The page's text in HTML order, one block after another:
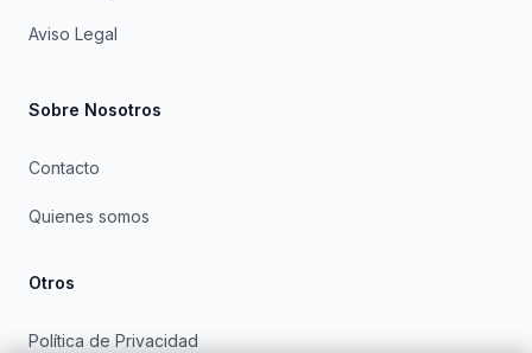
Aviso Legal
Sobre Nosotros
Contacto
Quienes somos
Otros
Política de Privacidad